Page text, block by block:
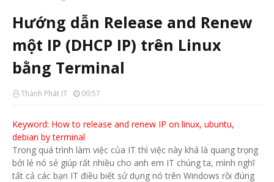
Hướng dẫn Release and Renew
một IP (DHCP IP) trên Linux
bằng Terminal
Thành Phát IT 09:57
Keyword: How to release and renew IP on linux, ubuntu,
debian by terminal
Trong quá trình làm việc của IT thì việc này khá là quang trọng
bởi lẻ nó sẻ giúp rất nhiều cho anh em IT chúng ta, mình nghĩ
tất cả các bạn IT điều biết sử dụng nó trên Windows rồi đúng